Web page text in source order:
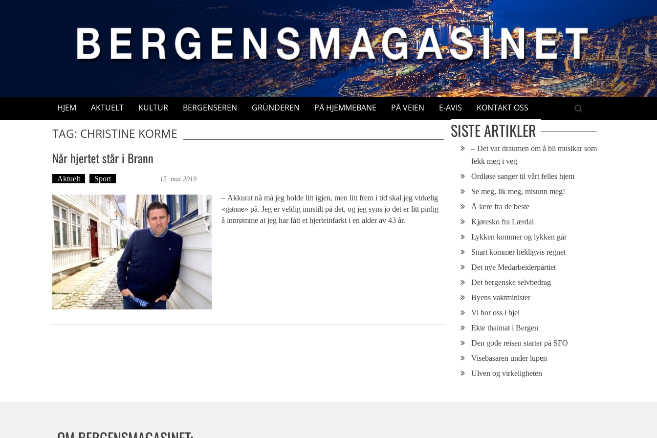
HJEM AKTUELT KULTUR BERGENSEREN GRÜNDEREN PÅ HJEMMEBANE PÅ VEIEN E-AVIS KONTAKT OSS
TAG: CHRISTINE KORME
Når hjertet står i Brann
Aktuelt Sport 15. mai 2019
– Akkurat nå må jeg holde litt igjen, men litt frem i tid skal jeg virkelig
«gønne» på. Jeg er veldig innstilt på det, og jeg syns jo det er litt pinlig
å innrømme at jeg har fått et hjerteinfarkt i en alder av 43 år.
SISTE ARTIKLER
– Det var draumen om å bli musikar som
fekk meg i veg
Ordløse sanger til vårt felles hjem
Se meg, lik meg, misunn meg!
Å lære fra de beste
Kjøresko fra Lærdal
Lykken kommer og lykken går
Snart kommer heldigvis regnet
Det nye Medarbeiderpartiet
Det bergenske selvbedrag
Byens vaktminister
Vi bor oss i hjel
Ekte thaimat i Bergen
Den gode reisen starter på SFO
Visebasaren under lupen
Ulven og virkeligheten